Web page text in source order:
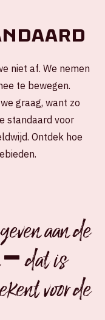
niet af. We nemen
te bewegen.
graag, want zo
standaard voor
Ontdek hoe
aan de
– dat is
voor de